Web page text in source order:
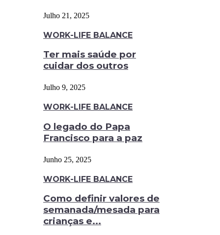
Julho 21, 2025
WORK-LIFE BALANCE
Ter mais saúde por
cuidar dos outros
Julho 9, 2025
WORK-LIFE BALANCE
O legado do Papa
Francisco para a paz
Junho 25, 2025
WORK-LIFE BALANCE
Como definir valores de
semanada/mesada para
crianças e...